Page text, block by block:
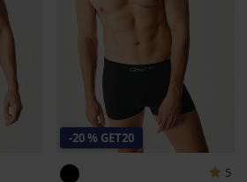
-20 % GET20
5